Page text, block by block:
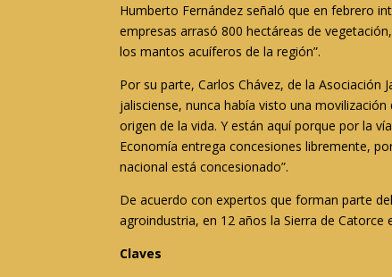
Humberto Fernández señaló que en febrero
empresas arrasó 800 hectáreas de
los mantos acuíferos de la región”.
Por su parte, Carlos Chávez, de la Asociación
jalisciense, nunca había visto una
origen de la vida. Y están aquí porque por la
Economía entrega concesiones libremente,
nacional está concesionado”.
De acuerdo con expertos que forman parte
agroindustria, en 12 años la Sierra de Catorce
Claves